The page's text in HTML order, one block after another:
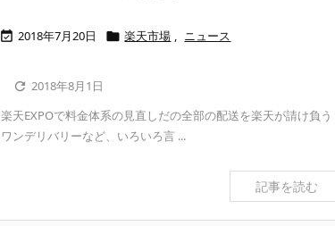
 2018年7月20日  楽天市場 , ニュース
 2018年8月1日
楽天EXPOで料金体系の見直しだの全部の配送を楽天が請け負う
ワンデリバリーなど、いろいろ言 ...
記事を読む